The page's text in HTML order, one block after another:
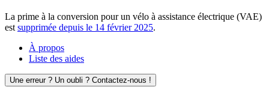
La prime à la conversion pour un vélo à assistance électrique (VAE)
est supprimée depuis le 14 février 2025.
À propos
Liste des aides
Une erreur ? Un oubli ? Contactez-nous !